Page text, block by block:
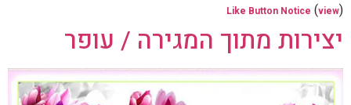
Like Button Notice (view)
יצירות מתוך המגירה / עופר